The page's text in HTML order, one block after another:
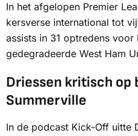
In het afgelopen Premier
kersverse international tot
assists in 31 optredens
gedegradeerde West Ham
Driessen kritisch op
Summerville
In de podcast Kick-Off uitte